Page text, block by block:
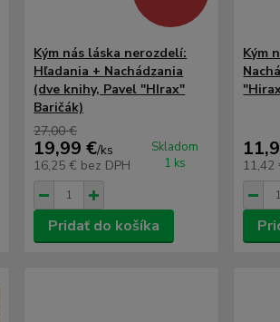
Kým nás láska nerozdelí:
Hľadania + Nachádzania
(dve knihy, Pavel "HIrax"
Baričák)
27,00 €
19,99 €/ks
16,25 € bez DPH
Skladom
1 ks
Pridať do košíka
Kým
11,42